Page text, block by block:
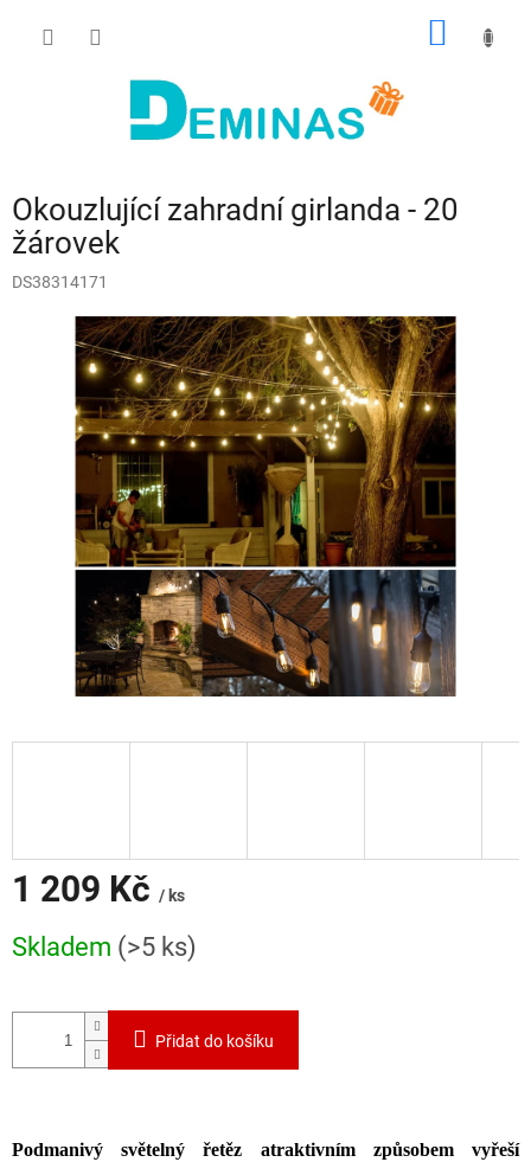
Okouzlující zahradní girlanda - 20
žárovek
DS38314171
1 209 Kč / ks
cena:
Skladem (>5 ks)
Přidat do košíku
Podmanivý světelný řetěz atraktivním způsobem vyřeší